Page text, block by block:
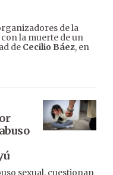
de la
la muerte de un
de Cecilio Báez, en
sexual, cuestionan